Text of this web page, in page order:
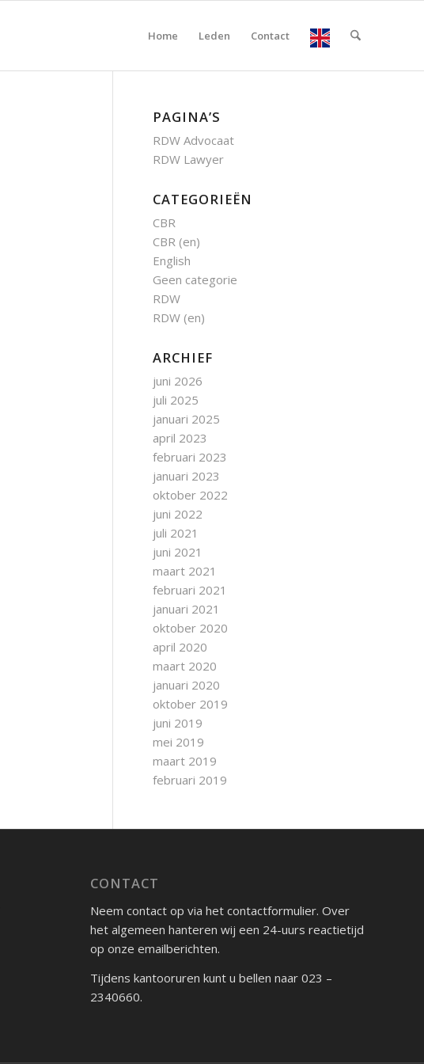
Home Leden Contact
PAGINA’S
RDW Advocaat
RDW Lawyer
CATEGORIEËN
CBR
CBR (en)
English
Geen categorie
RDW
RDW (en)
ARCHIEF
juni 2026
juli 2025
januari 2025
april 2023
februari 2023
januari 2023
oktober 2022
juni 2022
juli 2021
juni 2021
maart 2021
februari 2021
januari 2021
oktober 2020
april 2020
maart 2020
januari 2020
oktober 2019
juni 2019
mei 2019
maart 2019
februari 2019
CONTACT
Neem contact op via het contactformulier. Over
het algemeen hanteren wij een 24-uurs reactietijd
op onze emailberichten.
Tijdens kantooruren kunt u bellen naar 023 –
2340660.